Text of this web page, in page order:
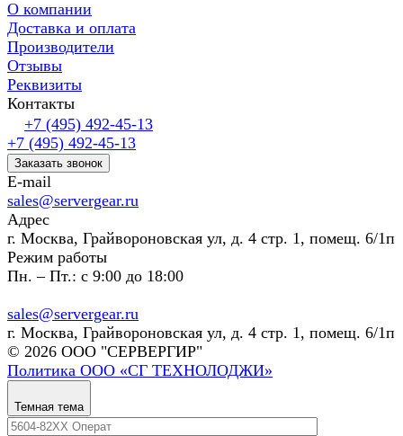
О компании
Доставка и оплата
Производители
Отзывы
Реквизиты
Контакты
+7 (495) 492-45-13
+7 (495) 492-45-13
Заказать звонок
E-mail
sales@servergear.ru
Адрес
г. Москва, Грайвороновская ул, д. 4 стр. 1, помещ. 6/1п
Режим работы
Пн. – Пт.: с 9:00 до 18:00
sales@servergear.ru
г. Москва, Грайвороновская ул, д. 4 стр. 1, помещ. 6/1п
© 2026 ООО "СЕРВЕРГИР"
Политика ООО «СГ ТЕХНОЛОДЖИ»
Темная тема